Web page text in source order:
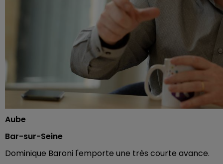
Aube
Bar-sur-Seine
Dominique Baroni l'emporte une très courte avance.